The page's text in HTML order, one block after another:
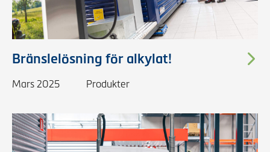
Bränslelösning för alkylat!
Mars 2025 Produkter